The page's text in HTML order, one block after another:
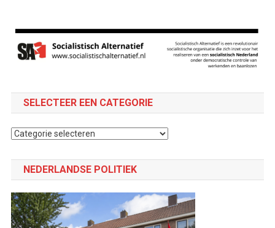
SELECTEER EEN CATEGORIE
Selecteer
NEDERLANDSE POLITIEK